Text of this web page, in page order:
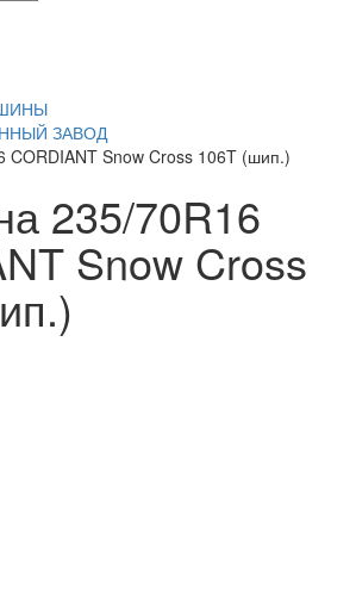
ЗАВОД
CORDIANT Snow Cross 106T (шип.)
235/70R16
Snow Cross